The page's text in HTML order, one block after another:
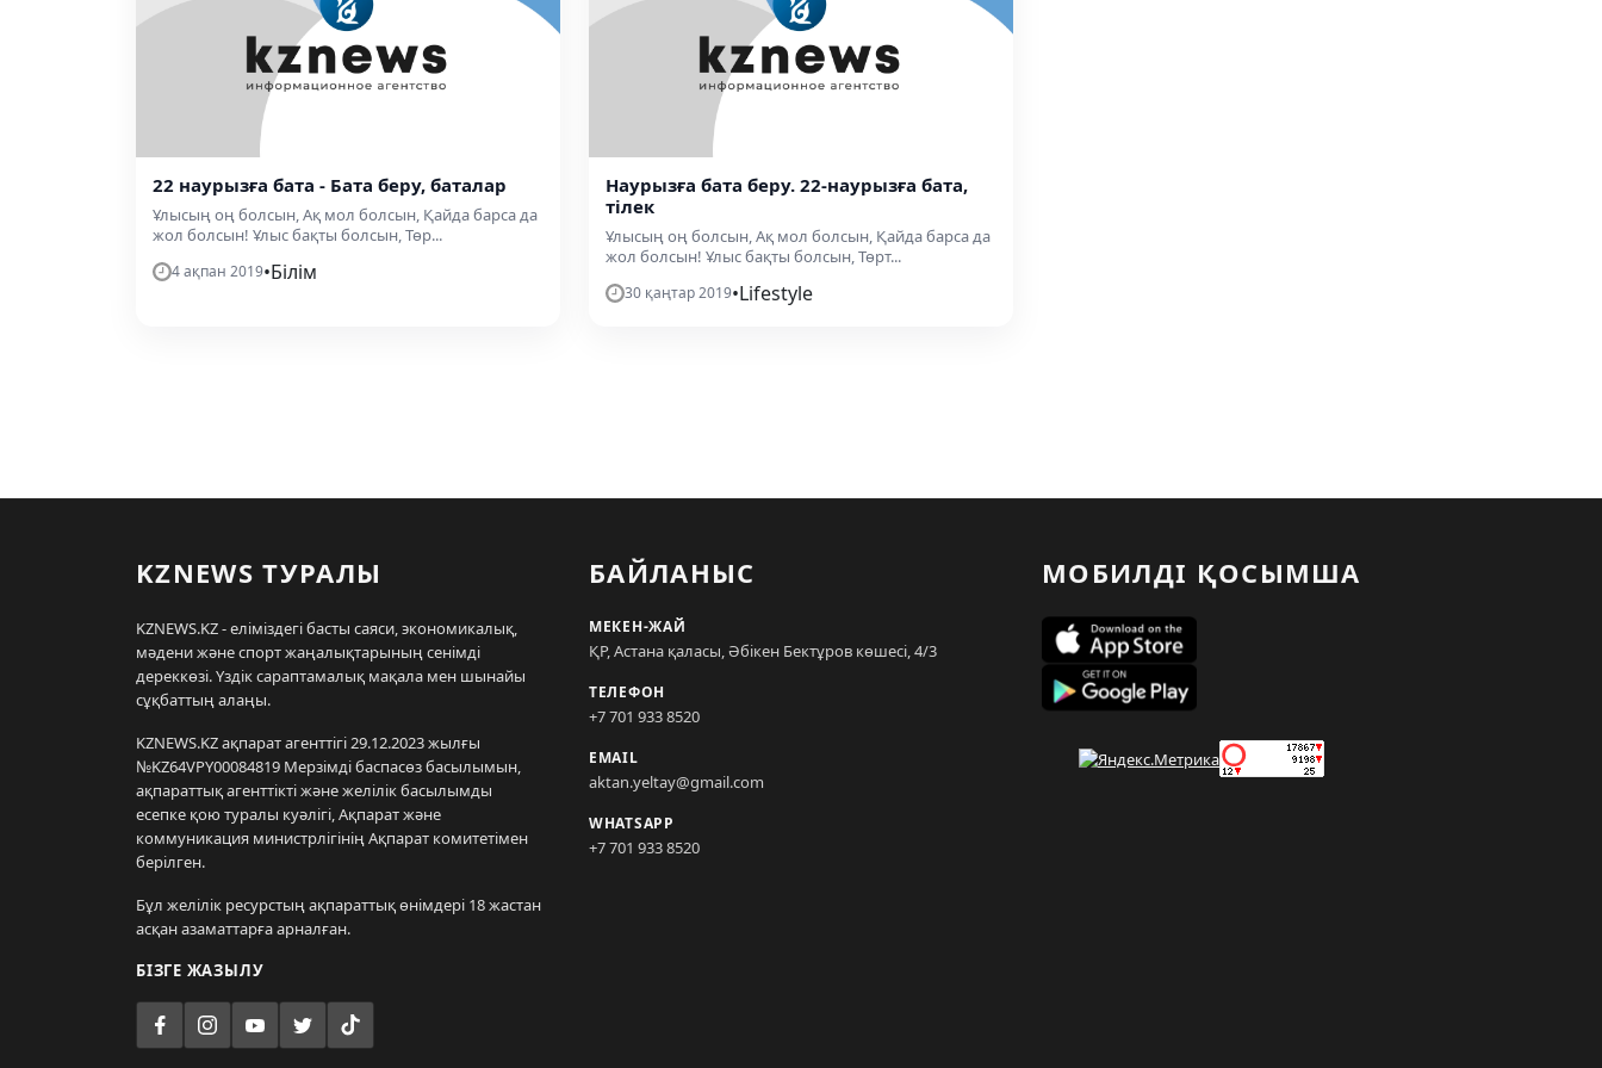
22 наурызға бата - Бата беру, баталар
Ұлысың оң болсын, Ақ мол болсын, Қайда барса да
жол болсын! Ұлыс бақты болсын, Төр...
4 ақпан 2019•Білім
Наурызға бата беру. 22-наурызға бата,
тілек
Ұлысың оң болсын, Ақ мол болсын, Қайда барса да
жол болсын! Ұлыс бақты болсын, Төрт...
30 қаңтар 2019•Lifestyle
KZNEWS ТУРАЛЫ
KZNEWS.KZ - еліміздегі басты саяси, экономикалық,
мәдени және спорт жаңалықтарының сенімді
дереккөзі. Үздік сараптамалық мақала мен шынайы
сұқбаттың алаңы.
KZNEWS.KZ ақпарат агенттігі 29.12.2023 жылғы
№KZ64VPY00084819 Мерзімді баспасөз басылымын,
ақпараттық агенттікті және желілік басылымды
есепке қою туралы куәлігі, Ақпарат және
коммуникация министрлігінің Ақпарат комитетімен
берілген.
Бұл желілік ресурстың ақпараттық өнімдері 18 жастан
асқан азаматтарға арналған.
БІЗГЕ ЖАЗЫЛУ
БАЙЛАНЫС
МЕКЕН-ЖАЙ
ҚР, Астана қаласы, Әбікен Бектұров көшесі, 4/3
ТЕЛЕФОН
+7 701 933 8520
EMAIL
aktan.yeltay@gmail.com
WHATSAPP
+7 701 933 8520
МОБИЛДІ ҚОСЫМША